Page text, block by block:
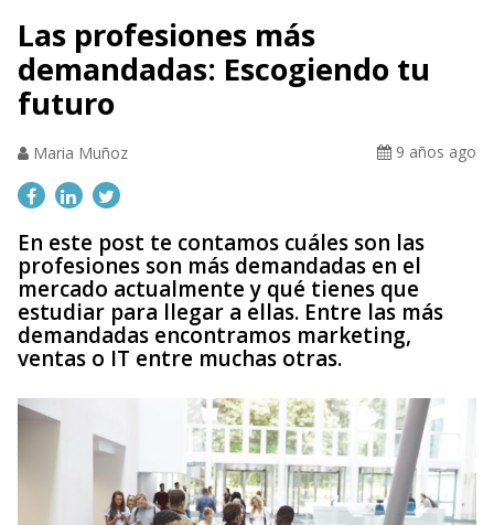
Las profesiones más
demandadas: Escogiendo tu
futuro
Maria Muñoz 9 años ago
En este post te contamos cuáles son las
profesiones son más demandadas en el
mercado actualmente y qué tienes que
estudiar para llegar a ellas. Entre las más
demandadas encontramos marketing,
ventas o IT entre muchas otras.